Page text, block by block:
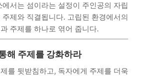
에서는 섬이라는 설정이 주인공의 자립
제와 직결됩니다. 고립된 환경에서의
주제를 하나로 엮어 줍니다.
해 주제를 강화하라
를 뒷받침하고, 독자에게 주제를 더욱